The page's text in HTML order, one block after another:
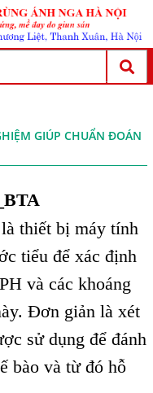
GIÚP CHUẨN ĐOÁN
thiết bị máy tính
tiểu để xác định
và các khoáng
Đơn giản là xét
sử dụng để đánh
bào và từ đó hỗ